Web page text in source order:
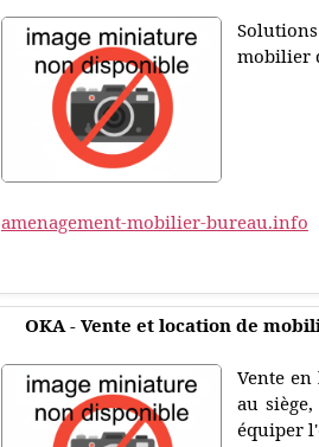
mobilier
amenagement-mobilier-bureau.info
OKA - Vente et location de
Vente
au
équiper